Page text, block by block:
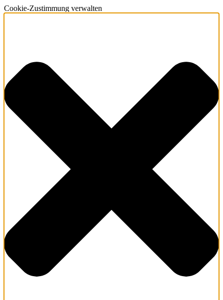
Cookie-Zustimmung verwalten